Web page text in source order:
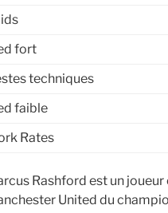
fort
techniques
faible
Rates
Rashford est un
United du